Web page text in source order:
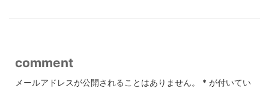
comment
メールアドレスが公開されることはありません。 * が付いてい